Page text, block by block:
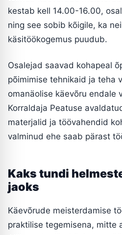
kestab kell 14.00-16.00,
ning see sobib kõigile, ka
käsitöökogemus puudub.
Osalejad saavad kohapeal
põimimise tehnikaid ja teha
omanäolise käevõru endale
Korraldaja Peatuse
materjalid ja töövahendid
valminud ehe saab pärast
Kaks tundi
jaoks
Käevõrude meisterdamise
praktilise tegemisena, mitte